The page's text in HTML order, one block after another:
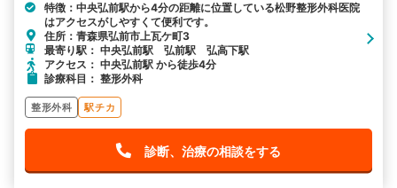
特徴：中央弘前駅から4分の距離に位置している松野整形外科医院
はアクセスがしやすくて便利です。
住所：青森県弘前市上瓦ケ町3
最寄り駅： 中央弘前駅 弘前駅 弘高下駅
アクセス： 中央弘前駅 から徒歩4分
診療科目： 整形外科
整形外科 駅チカ
診断、治療の相談をする